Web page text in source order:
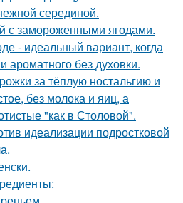
серединой.
с замороженными ягодами.
- идеальный вариант, когда
ароматного без духовки.
за тёплую ностальгию и
без молока и яиц, а
"как в Столовой".
идеализации подростковой